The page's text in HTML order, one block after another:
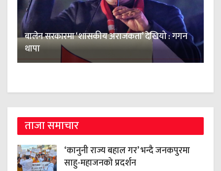
बालेन सरकारमा ‘शासकीय अराजकता’ देखियो : गगन
थापा
ताजा समाचार
‘कानुनी राज्य बहाल गर’ भन्दै जनकपुरमा
साहु-महाजनको प्रदर्शन